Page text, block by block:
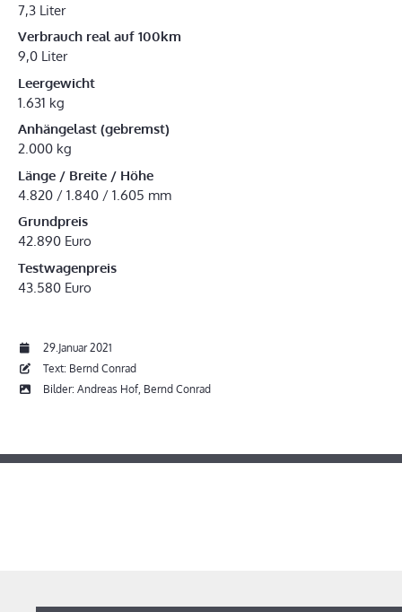
7,3 Liter
Verbrauch real auf 100km
9,0 Liter
Leergewicht
1.631 kg
Anhängelast (gebremst)
2.000 kg
Länge / Breite / Höhe
4.820 / 1.840 / 1.605 mm
Grundpreis
42.890 Euro
Testwagenpreis
43.580 Euro
29.Januar 2021
Text: Bernd Conrad
Bilder: Andreas Hof, Bernd Conrad